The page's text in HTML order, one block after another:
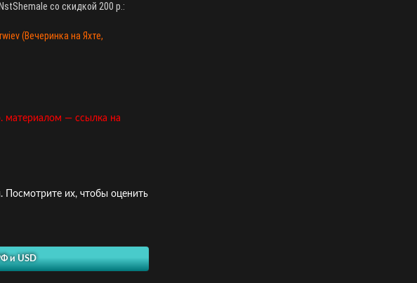
со скидкой 200 р.:
(Вечеринка на Яхте,
материалом — ссылка на
Посмотрите их, чтобы оценить
и USD